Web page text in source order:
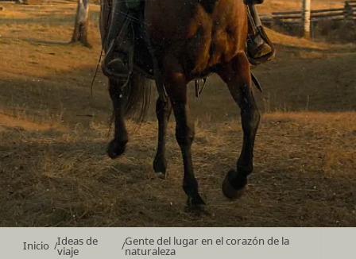
Inicio /Ideas de
viaje /Gente del lugar en el corazón de la
naturaleza